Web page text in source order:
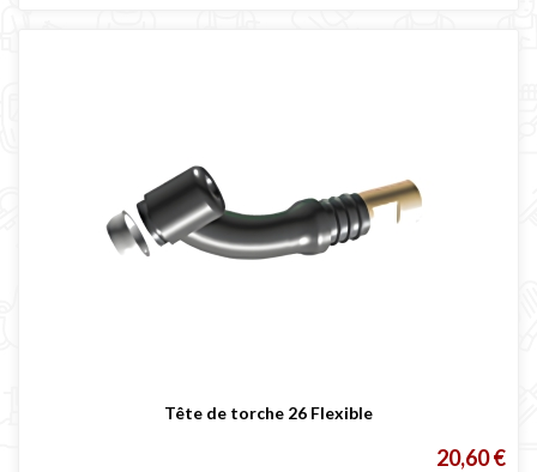
Tête de torche 26 Flexible
20,60 €